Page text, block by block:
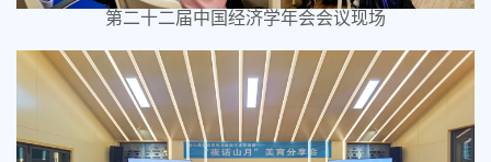
第二十二届中国经济学年会会议现场